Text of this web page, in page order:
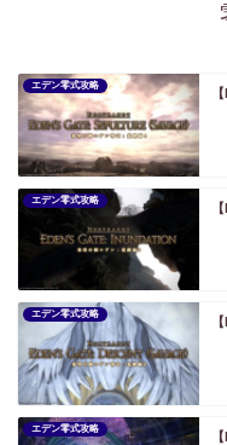
エデン零式攻略
エデン零式攻略
エデン零式攻略
エデン零式攻略